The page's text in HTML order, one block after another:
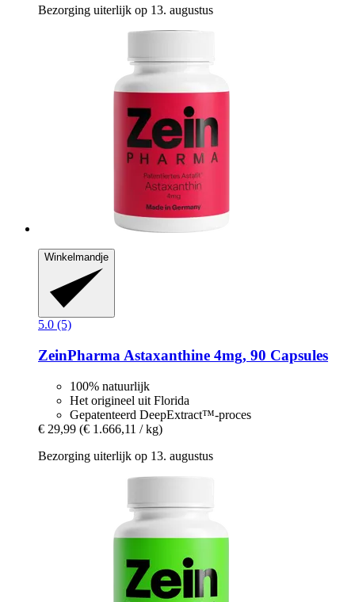
Bezorging uiterlijk op 13. augustus
Winkelmandje
5.0 (5)
ZeinPharma Astaxanthine 4mg, 90 Capsules
100% natuurlijk
Het origineel uit Florida
Gepatenteerd DeepExtract™-proces
€ 29,99 (€ 1.666,11 / kg)
Bezorging uiterlijk op 13. augustus